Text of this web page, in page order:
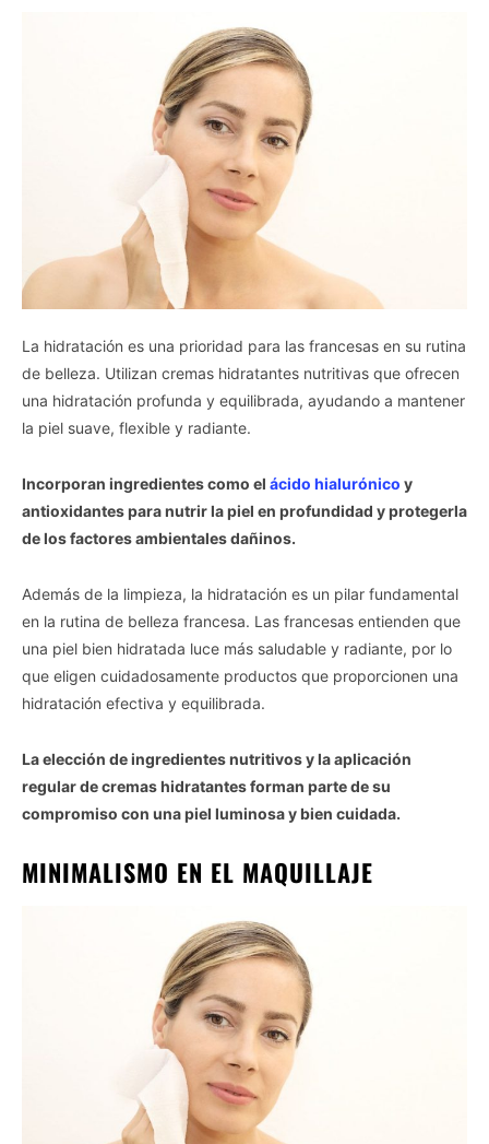
La hidratación es una prioridad para las francesas en su rutina
de belleza. Utilizan cremas hidratantes nutritivas que ofrecen
una hidratación profunda y equilibrada, ayudando a mantener
la piel suave, flexible y radiante.
Incorporan ingredientes como el ácido hialurónico y
antioxidantes para nutrir la piel en profundidad y protegerla
de los factores ambientales dañinos.
Además de la limpieza, la hidratación es un pilar fundamental
en la rutina de belleza francesa. Las francesas entienden que
una piel bien hidratada luce más saludable y radiante, por lo
que eligen cuidadosamente productos que proporcionen una
hidratación efectiva y equilibrada.
La elección de ingredientes nutritivos y la aplicación
regular de cremas hidratantes forman parte de su
compromiso con una piel luminosa y bien cuidada.
MINIMALISMO EN EL MAQUILLAJE